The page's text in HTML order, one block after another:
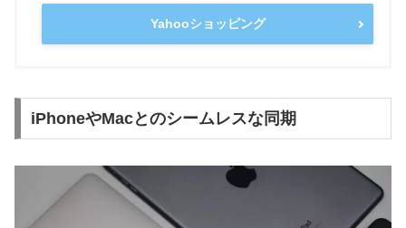
Yahooショッピング
iPhoneやMacとのシームレスな同期